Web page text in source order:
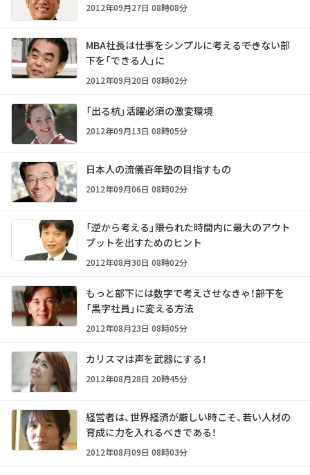
2012年09月27日 08時08分
MBA社長は仕事をシンプルに考える――できない部
下を「できる人」に
2012年09月20日 08時02分
「出る杭」活躍必須の激変環境
2012年09月13日 08時05分
日本人の流儀――百年塾の目指すもの
2012年09月06日 08時02分
「逆から考える」――限られた時間内に最大のアウト
プットを出すためのヒント
2012年08月30日 08時02分
もっと部下には数字で考えさせなきゃ！――部下を
「黒字社員」に変える方法
2012年08月23日 08時05分
カリスマは声を武器にする！
2012年08月28日 20時45分
経営者は、世界経済が厳しい時こそ、若い人材の
育成に力を入れるべきである！
2012年08月09日 08時03分